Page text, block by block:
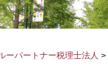
ーパートナー税理士法人 >